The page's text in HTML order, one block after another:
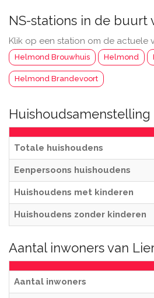
NS-stations in de buurt
Klik op een station om de actuele
Helmond Brouwhuis Helmond
Helmond Brandevoort
Huishoudsamenstelling
Totale huishoudens
Eenpersoons huishoudens
Huishoudens met kinderen
Huishoudens zonder kinderen
Aantal inwoners van
Aantal inwoners